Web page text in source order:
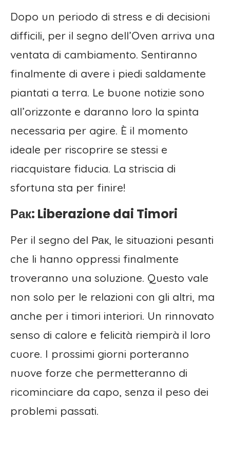
Dopo un periodo di stress e di decisioni
difficili, per il segno dell’Oven arriva una
ventata di cambiamento. Sentiranno
finalmente di avere i piedi saldamente
piantati a terra. Le buone notizie sono
all’orizzonte e daranno loro la spinta
necessaria per agire. È il momento
ideale per riscoprire se stessi e
riacquistare fiducia. La striscia di
sfortuna sta per finire!
Рак: Liberazione dai Timori
Per il segno del Рак, le situazioni pesanti
che li hanno oppressi finalmente
troveranno una soluzione. Questo vale
non solo per le relazioni con gli altri, ma
anche per i timori interiori. Un rinnovato
senso di calore e felicità riempirà il loro
cuore. I prossimi giorni porteranno
nuove forze che permetteranno di
ricominciare da capo, senza il peso dei
problemi passati.